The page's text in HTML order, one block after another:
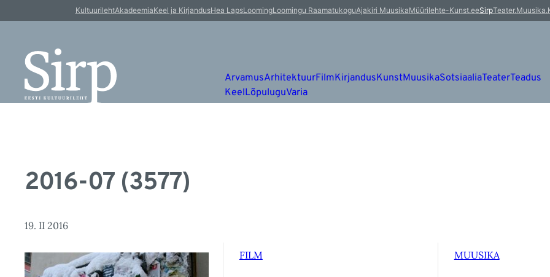
KultuurilehtAkadeemiaKeel ja KirjandusHea LapsLoomingLoomingu RaamatukoguAjakiri MuusikaMüürilehte-Kunst.eeSirp
ArvamusArhitektuurFilmKirjandusKunstMuusikaSotsiaaliaTeaterTeadus
KeelLõpuluguVaria
2016-07 (3577)
19. II 2016
FILM MUUSIKA